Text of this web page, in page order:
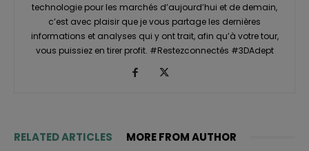
technologie pour les marchés d’aujourd’hui et de demain,
c’est avec plaisir que je vous partage les dernières
informations et analyses qui y ont trait, afin qu’à votre tour,
vous puissiez en tirer profit. #Restezconnectés #3DAdept
RELATED ARTICLES MORE FROM AUTHOR